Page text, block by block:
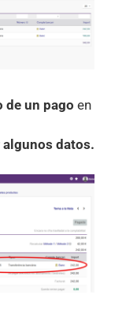
de un pago en
datos.